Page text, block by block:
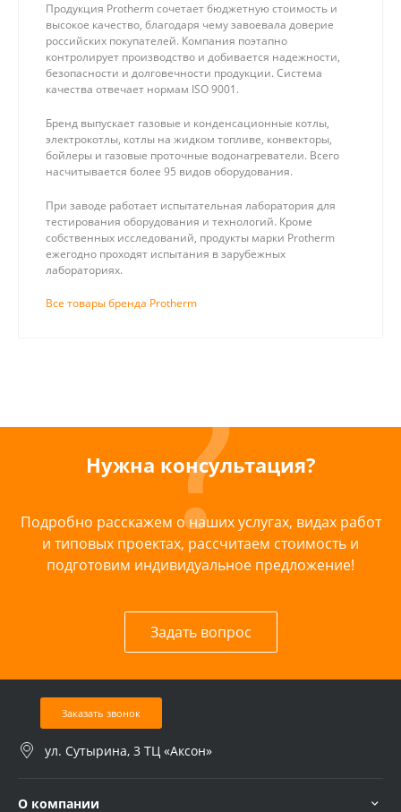
Продукция Protherm сочетает бюджетную стоимость и
высокое качество, благодаря чему завоевала доверие
российских покупателей. Компания поэтапно
контролирует производство и добивается надежности,
безопасности и долговечности продукции. Система
качества отвечает нормам ISO 9001.
Бренд выпускает газовые и конденсационные котлы,
электрокотлы, котлы на жидком топливе, конвекторы,
бойлеры и газовые проточные водонагреватели. Всего
насчитывается более 95 видов оборудования.
При заводе работает испытательная лаборатория для
тестирования оборудования и технологий. Кроме
собственных исследований, продукты марки Protherm
ежегодно проходят испытания в зарубежных
лабораториях.
Все товары бренда Protherm
Нужна консультация?
Подробно расскажем о наших услугах, видах работ
и типовых проектах, рассчитаем стоимость и
подготовим индивидуальное предложение!
Задать вопрос
Заказать звонок
ул. Сутырина, 3 ТЦ «Аксон»
О компании